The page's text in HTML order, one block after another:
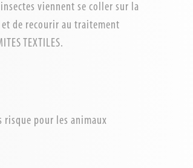
vos Options
viennent se coller sur la
de recourir au traitement
TEXTILES.
risque pour les animaux